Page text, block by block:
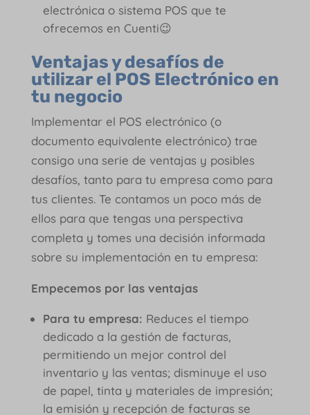
electrónica o sistema POS que te
ofrecemos en Cuenti😉
Ventajas y desafíos de
utilizar el POS Electrónico en
tu negocio
Implementar el POS electrónico (o
documento equivalente electrónico) trae
consigo una serie de ventajas y posibles
desafíos, tanto para tu empresa como para
tus clientes. Te contamos un poco más de
ellos para que tengas una perspectiva
completa y tomes una decisión informada
sobre su implementación en tu empresa:
Empecemos por las ventajas
Para tu empresa: Reduces el tiempo
dedicado a la gestión de facturas,
permitiendo un mejor control del
inventario y las ventas; disminuye el uso
de papel, tinta y materiales de impresión;
la emisión y recepción de facturas se